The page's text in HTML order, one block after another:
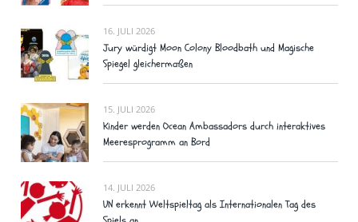
16. JULI 2026
Jury würdigt Moon Colony Bloodbath und Magische
Spiegel gleichermaßen
15. JULI 2026
Kinder werden Ocean Ambassadors durch interaktives
Meeresprogramm an Bord
14. JULI 2026
UN erkennt Weltspieltag als Internationalen Tag des